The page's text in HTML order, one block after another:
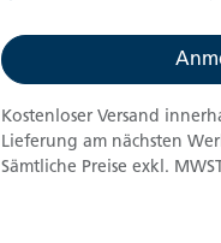
Kostenloser Versand
Lieferung am nächsten
Sämtliche Preise exkl.